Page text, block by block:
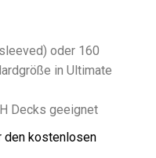
oder 160
in Ultimate
Decks geeignet
den kostenlosen